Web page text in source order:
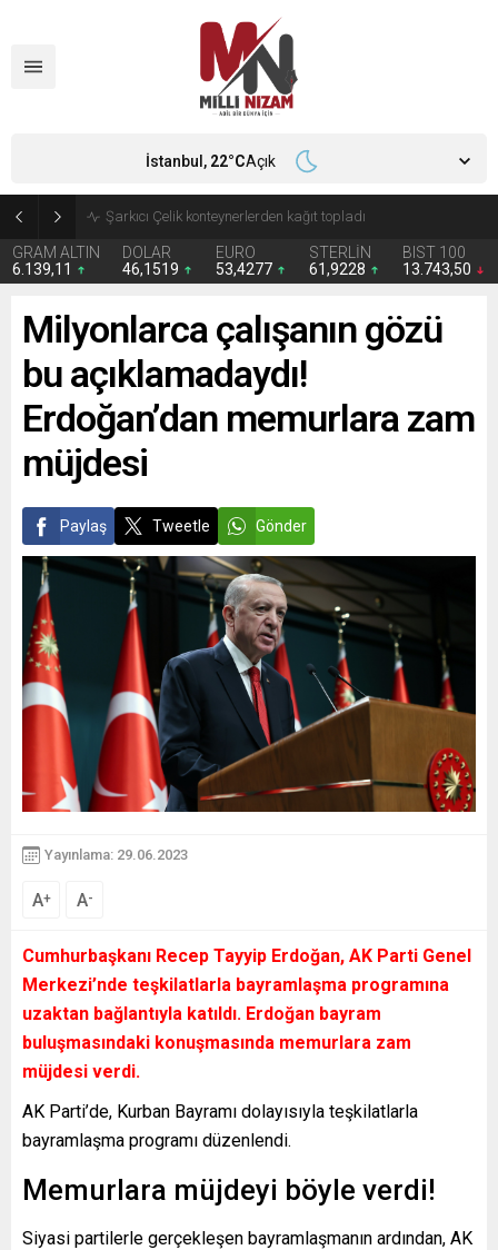
İran 2 ülkeyi birden vurdu
GRAM ALTIN
6.139,11
DOLAR
46,1519
EURO
53,4277
STERLİN
61,9228
BIST 100
13.743,50
İstanbul, 22°CAçık
Milyonlarca çalışanın gözü
bu açıklamadaydı!
Erdoğan’dan memurlara zam
müjdesi
Paylaş Tweetle Gönder
Yayınlama: 29.06.2023
A+ A-
Cumhurbaşkanı Recep Tayyip Erdoğan, AK Parti Genel
Merkezi’nde teşkilatlarla bayramlaşma programına
uzaktan bağlantıyla katıldı. Erdoğan bayram
buluşmasındaki konuşmasında memurlara zam
müjdesi verdi.
AK Parti’de, Kurban Bayramı dolayısıyla teşkilatlarla
bayramlaşma programı düzenlendi.
Memurlara müjdeyi böyle verdi!
Siyasi partilerle gerçekleşen bayramlaşmanın ardından, AK